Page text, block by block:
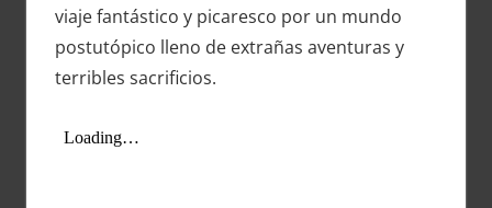
viaje fantástico y picaresco por un mundo
postutópico lleno de extrañas aventuras y
terribles sacrificios.